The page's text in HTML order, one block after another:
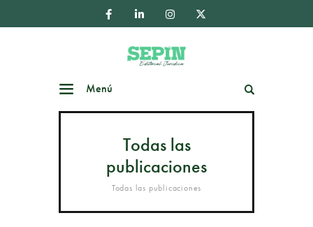
Menú
Todas las
publicaciones
Todas las publicaciones